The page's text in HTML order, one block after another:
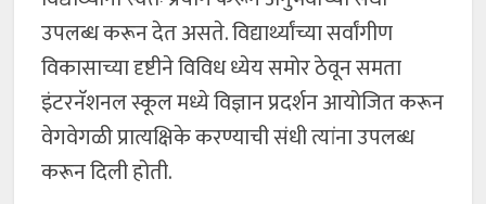
उपलब्ध करून देत असते. विद्यार्थ्यांच्या सर्वांगीण
विकासाच्या दृष्टीने विविध ध्येय समोर ठेवून समता
इंटरनॅशनल स्कूल मध्ये विज्ञान प्रदर्शन आयोजित करून
वेगवेगळी प्रात्यक्षिके करण्याची संधी त्यांना उपलब्ध
करून दिली होती.